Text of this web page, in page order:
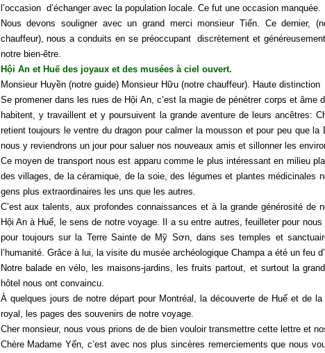
l’occasion d’échanger avec la population locale. Ce fut une occasion manquée.
Nous devons souligner avec un grand merci monsieur Tiến. Ce dernier,
chauffeur), nous a conduits en se préoccupant discrètement et
notre bien-être.
Hội An et Huế des joyaux et des musées à ciel ouvert.
Monsieur Huyền (notre guide) Monsieur Hữu (notre chauffeur). Haute distinction
Se promener dans les rues de Hội An, c’est la magie de pénétrer corps et
habitent, y travaillent et y poursuivent la grande aventure de leurs ancêtres:
retient toujours le ventre du dragon pour calmer la mousson et pour peu que
nous y reviendrons un jour pour saluer nos nouveaux amis et sillonner les
Ce moyen de transport nous est apparu comme le plus intéressant en milieu
des villages, de la céramique, de la soie, des légumes et plantes médicinales
gens plus extraordinaires les uns que les autres.
C’est aux talents, aux profondes connaissances et à la grande générosité de
Hội An à Huế, le sens de notre voyage. Il a su entre autres, feuilleter pour
pour toujours sur la Terre Sainte de Mỹ Sơn, dans ses temples et
l’humanité. Grâce à lui, la visite du musée archéologique Champa a été un feu
Notre balade en vélo, les maisons-jardins, les fruits partout, et surtout la
hôtel nous ont convaincu.
À quelques jours de notre départ pour Montréal, la découverte de Huế et de
royal, les pages des souvenirs de notre voyage.
Cher monsieur, nous vous prions de de bien vouloir transmettre cette lettre et
Chère Madame Yến, c’est avec nos plus sincères remerciements que nous